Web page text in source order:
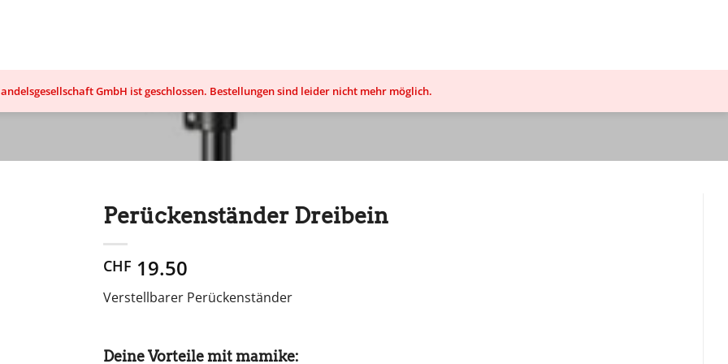
GmbH ist geschlossen. Bestellungen sind leider nicht mehr möglich.
Perückenständer Dreibein
CHF 19.50
Verstellbarer Perückenständer
Deine Vorteile mit mamike: